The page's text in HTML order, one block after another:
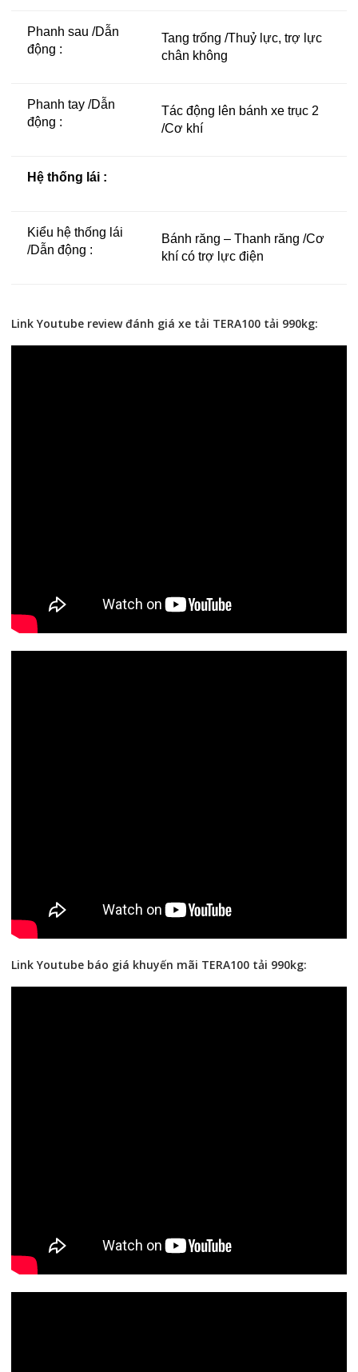
Phanh sau /Dẫn
động :
Tang trống /Thuỷ lực, trợ lực
chân không
Phanh tay /Dẫn
động :
Tác động lên bánh xe trục 2
/Cơ khí
Hệ thống lái :
Kiểu hệ thống lái
/Dẫn động :
Bánh răng – Thanh răng /Cơ
khí có trợ lực điện
Link Youtube review đánh giá xe tải TERA100 tải 990kg:
Link Youtube báo giá khuyến mãi TERA100 tải 990kg: